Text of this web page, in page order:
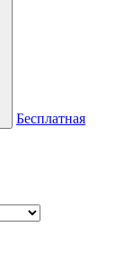
Бесплатная